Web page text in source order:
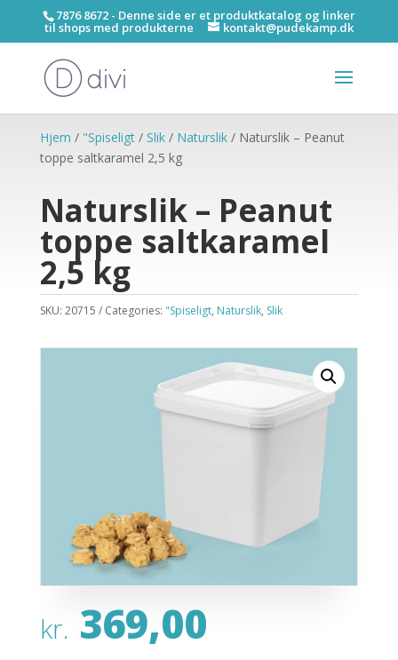
7876 8672 - Denne side er et produktkatalog og linker
til shops med produkterne kontakt@pudekamp.dk
Hjem / "Spiseligt/ Slik/ Naturslik/ Naturslik – Peanut
toppe saltkaramel 2,5 kg
Naturslik – Peanut
toppe saltkaramel
2,5 kg
SKU: 20715 Categories: "Spiseligt, Naturslik, Slik
kr. 369,00